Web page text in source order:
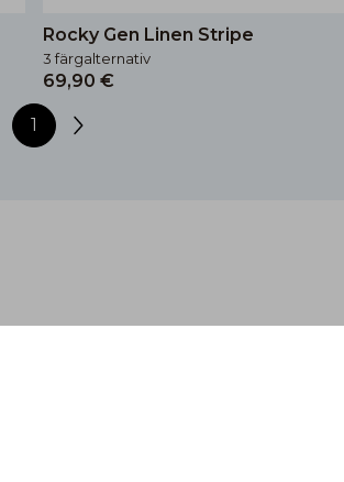
Rocky Gen Linen Stripe
3 färgalternativ
69,90 €
1